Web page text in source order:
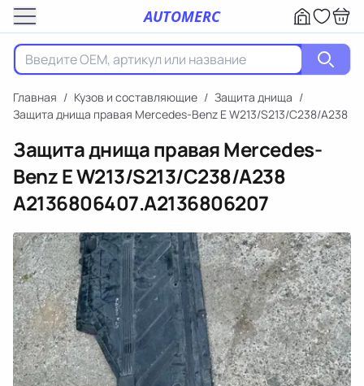
AUTOMERC
Главная / Кузов и составляющие / Защита днища /
Защита днища правая Mercedes-Benz E W213/S213/C238/A238
Защита днища правая Mercedes-
Benz E W213/S213/C238/A238
A2136806407.A2136806207